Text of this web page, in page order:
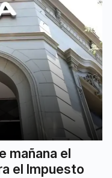
mañana el
el Impuesto